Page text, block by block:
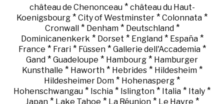
château de Chenonceau* château du Haut-
Koenigsbourg * City of Westminster * Colonnata *
Cronwall* Denham* Deutschland*
Dominicanenkerk * Dorset * England* España*
France * Frari* Füssen* Gallerie dell'Accademia*
Gand * Guadeloupe * Hambourg * Hamburger
Kunsthalle * Haworth* Hebrides* Hildesheim*
Hildesheimer Dom * Hohenasperg *
Hohenschwangau * Ischia * Islington * Italia * Italy *
Japan* Lake Tahoe * La Réunion* Le Havre *